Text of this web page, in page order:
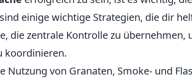
einige wichtige Strategien, die dir
die zentrale Kontrolle zu übernehmen,
koordinieren.
Nutzung von Granaten, Smoke- und